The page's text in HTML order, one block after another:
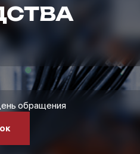
обращения